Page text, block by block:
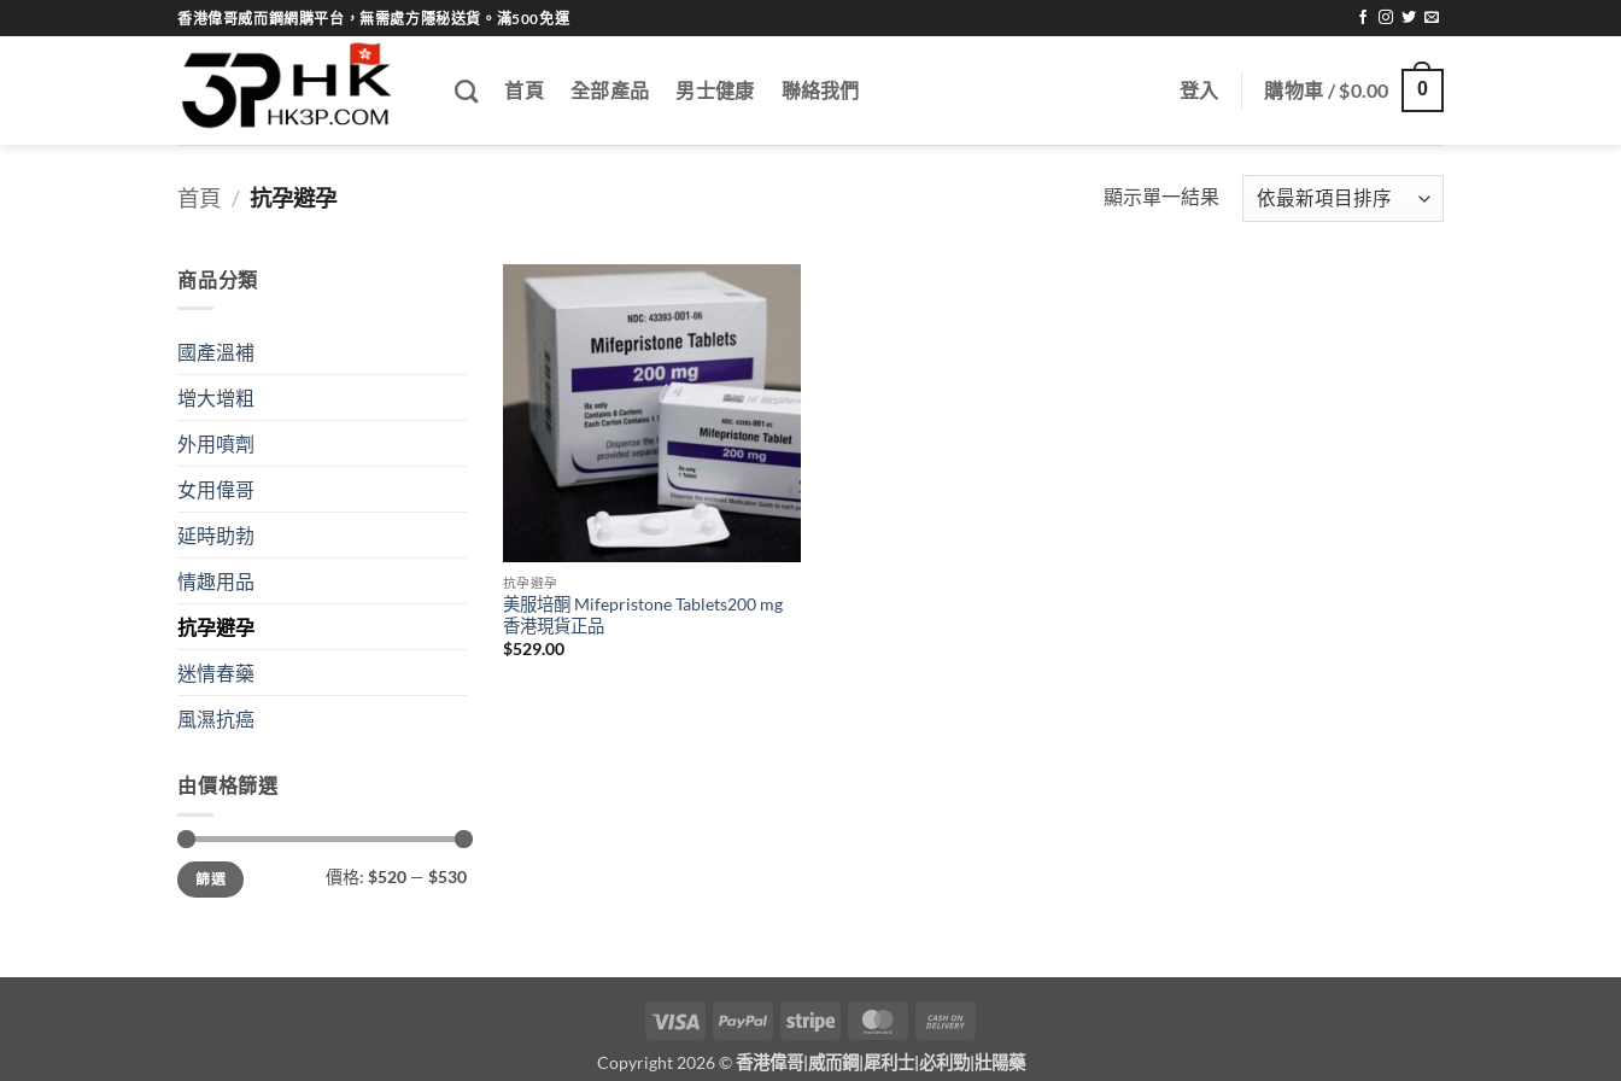
to
香港偉哥威而鋼網購平台，無需處方隱秘送貨。滿500免運
首頁 全部產品 男士健康 聯絡我們 登入 購物車 /$0.00 0
首頁 / 抗孕避孕 顯示單一結果
商品分類
國產溫補
增大增粗
外用噴劑
女用偉哥
延時助勃
情趣用品
抗孕避孕
迷情春藥
風濕抗癌
由價格篩選
最
低
價
最
高
價
篩選 價格: $520 — $530
抗孕避孕
美服培酮 Mifepristone Tablets200 mg
香港現貨正品
$529.00
Visa PayPal Stripe MasterCard
Delivery
Copyright 2026 ©香港偉哥|威而鋼|犀利士|必利勁|壯陽藥